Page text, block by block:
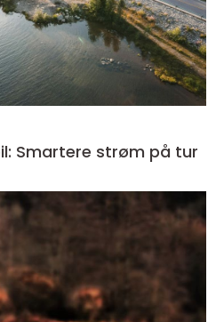
Smartere strøm på tur